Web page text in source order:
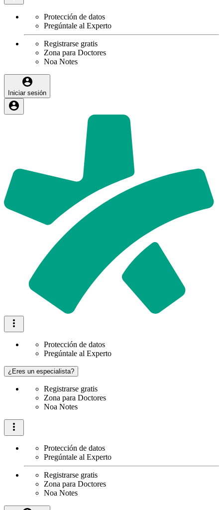
Protección de datos
Pregúntale al Experto
Registrarse gratis
Zona para Doctores
Noa Notes
Iniciar sesión
Protección de datos
Pregúntale al Experto
¿Eres un especialista?
Registrarse gratis
Zona para Doctores
Noa Notes
Protección de datos
Pregúntale al Experto
Registrarse gratis
Zona para Doctores
Noa Notes